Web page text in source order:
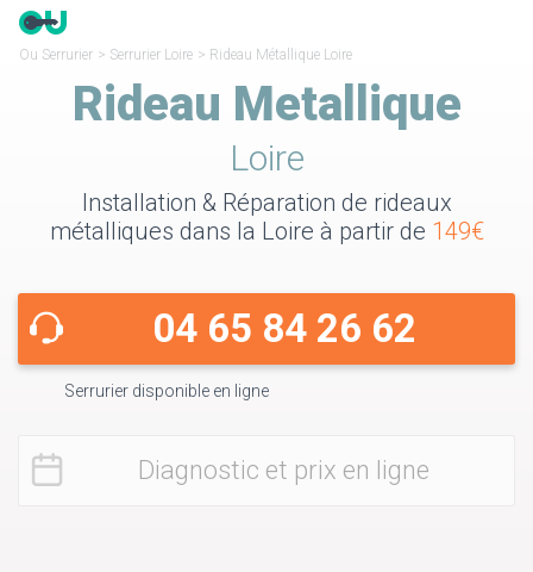
Ou Serrurier > Serrurier Loire > Rideau Métallique Loire
Rideau Metallique
Loire
Installation & Réparation de rideaux
métalliques dans la Loire à partir de 149€
04 65 84 26 62
Serrurier disponible en ligne
Diagnostic et prix en ligne